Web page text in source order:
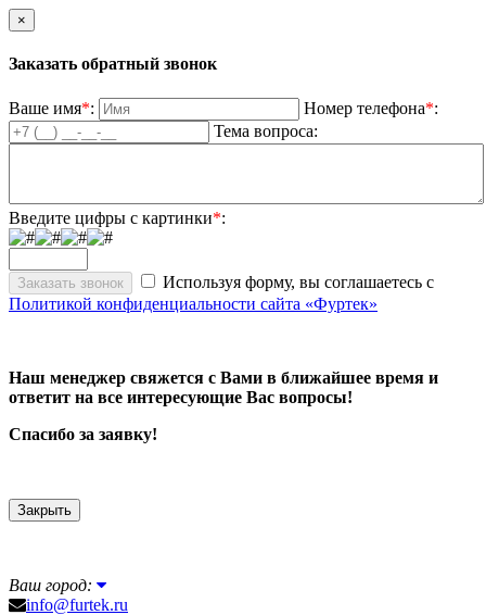
×
Заказать обратный звонок
Ваше имя*: Номер телефона*:
Тема вопроса:
Введите цифры с картинки*:
Используя форму, вы соглашаетесь с
Политикой конфиденциальности сайта «Фуртек»
Наш менеджер свяжется с Вами в ближайшее время и
ответит на все интересующие Вас вопросы!
Спасибо за заявку!
Закрыть
Ваш город:
info@furtek.ru